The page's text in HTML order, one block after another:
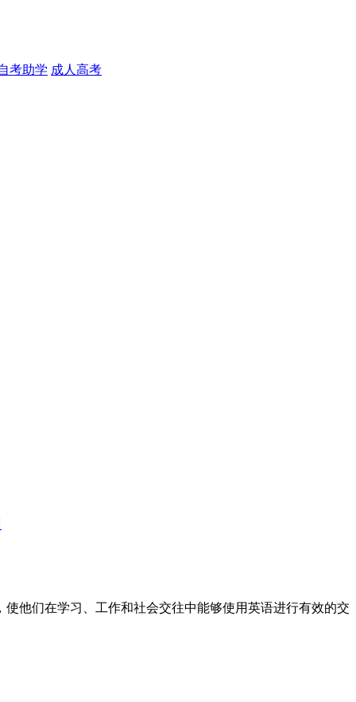
考助学 成人高考
他们在学习、工作和社会交往中能够使用英语进行有效的交